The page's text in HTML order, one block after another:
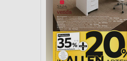
Geräte anhand von aktiv
Nicht-IAB-Verarbeitungszwecke: